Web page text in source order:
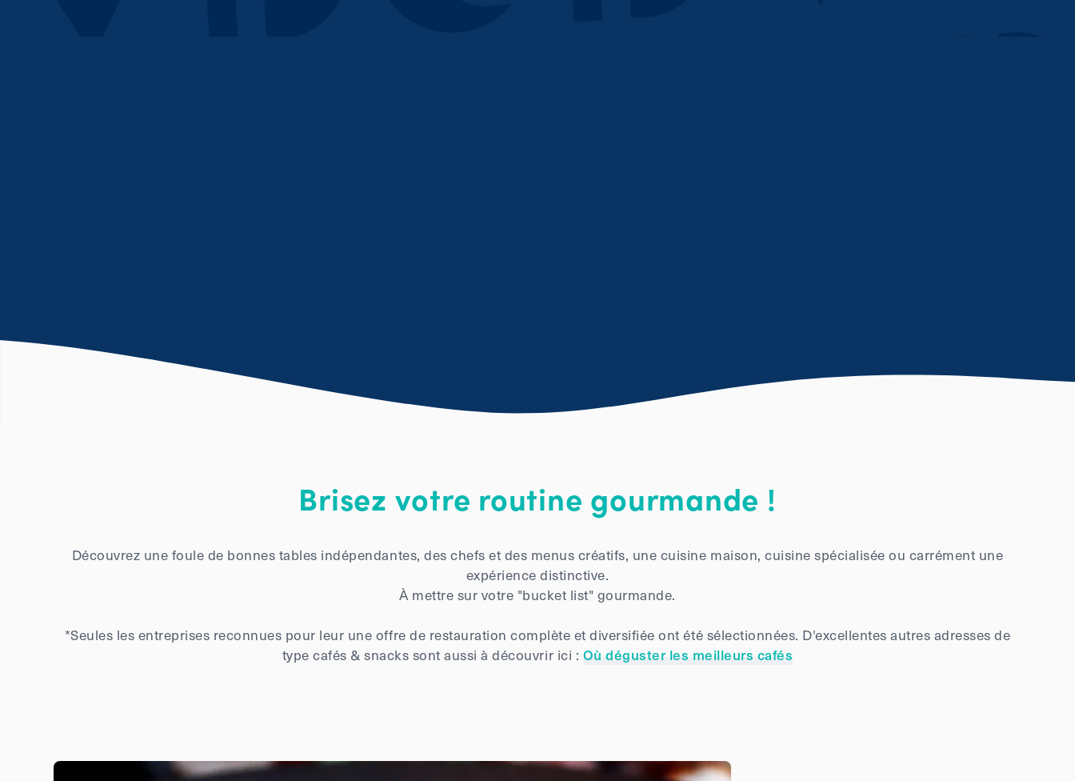
Brisez votre routine gourmande !
Découvrez une foule de bonnes tables indépendantes, des chefs et des menus créatifs, une cuisine maison, cuisine spécialisée ou carrément une
expérience distinctive.
À mettre sur votre "bucket list" gourmande.
*Seules les entreprises reconnues pour leur une offre de restauration complète et diversifiée ont été sélectionnées. D'excellentes autres adresses de
type cafés & snacks sont aussi à découvrir ici : Où déguster les meilleurs cafés